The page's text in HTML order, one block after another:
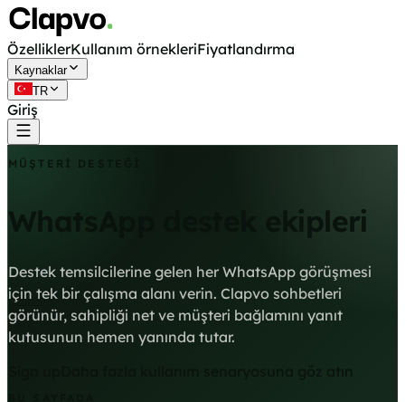
ÖzelliklerKullanım örnekleriFiyatlandırma
Kaynaklar
TR
Giriş
MÜŞTERI DESTEĞI
WhatsApp destek ekipleri
Destek temsilcilerine gelen her WhatsApp görüşmesi
için tek bir çalışma alanı verin. Clapvo sohbetleri
görünür, sahipliği net ve müşteri bağlamını yanıt
kutusunun hemen yanında tutar.